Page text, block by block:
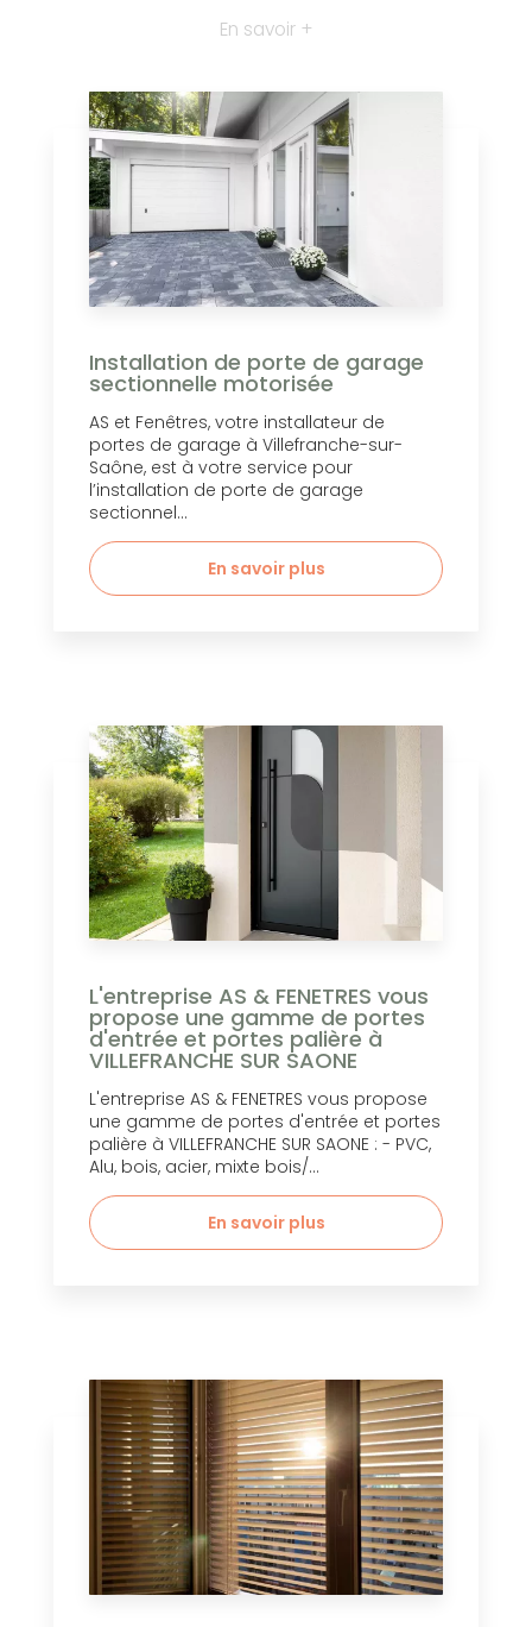
En savoir +
Installation de porte de garage
sectionnelle motorisée
AS et Fenêtres, votre installateur de
portes de garage à Villefranche-sur-
Saône, est à votre service pour
l’installation de porte de garage
sectionnel...
En savoir plus
L'entreprise AS & FENETRES vous
propose une gamme de portes
d'entrée et portes palière à
VILLEFRANCHE SUR SAONE
L'entreprise AS & FENETRES vous propose
une gamme de portes d'entrée et portes
palière à VILLEFRANCHE SUR SAONE : - PVC,
Alu, bois, acier, mixte bois/...
En savoir plus